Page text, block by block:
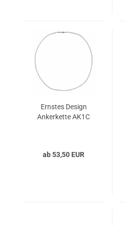
Ernstes Design
Ankerkette AK1C
ab 53,50 EUR